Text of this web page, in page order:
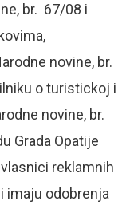
br. 67/08 i
novine, br.
o turistickoj i
novine, br.
Grada Opatije
reklamnih
imaju odobrenja